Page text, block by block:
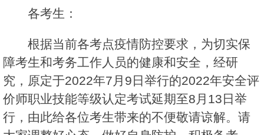
各考生：
根据当前各考点疫情防控要求，为切实保
障考生和考务工作人员的健康和安全，经研
究，原定于2022年7月9日举行的2022年安全评
价师职业技能等级认定考试延期至8月13日举
行，由此给各位考生带来的不便敬请谅解。请